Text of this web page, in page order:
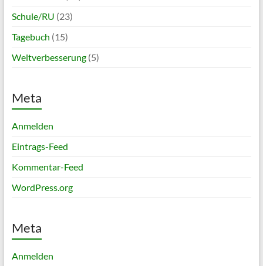
Schule/RU (23)
Tagebuch (15)
Weltverbesserung(5)
Meta
Anmelden
Eintrags-Feed
Kommentar-Feed
WordPress.org
Meta
Anmelden